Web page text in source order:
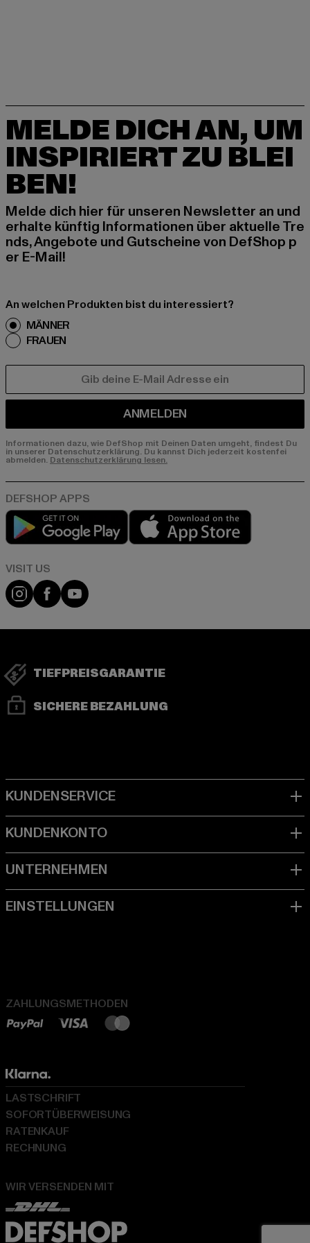
MELDE DICH AN, UM
INSPIRIERT ZU BLEI
BEN!
Melde dich hier für unseren Newsletter an und
erhalte künftig Informationen über aktuelle Tre
nds, Angebote und Gutscheine von DefShop p
er E-Mail!
An welchen Produkten bist du interessiert?
MÄNNER
FRAUEN
ANMELDEN
Informationen dazu, wie DefShop mit Deinen Daten umgeht, findest Du
in unserer Datenschutzerklärung. Du kannst Dich jederzeit kostenfei
abmelden. Datenschutzerklärung lesen.
Play market
Visit our Instagram page:
Visit our Facebook page:
Visit our YouTube channel:
TIEFPREISGARANTIE
SICHERE BEZAHLUNG
ZAHLUNGSMETHODEN
WIR VERSENDEN MIT
LASTSCHRIFT
SOFORTÜBERWEISUNG
RATENKAUF
RECHNUNG